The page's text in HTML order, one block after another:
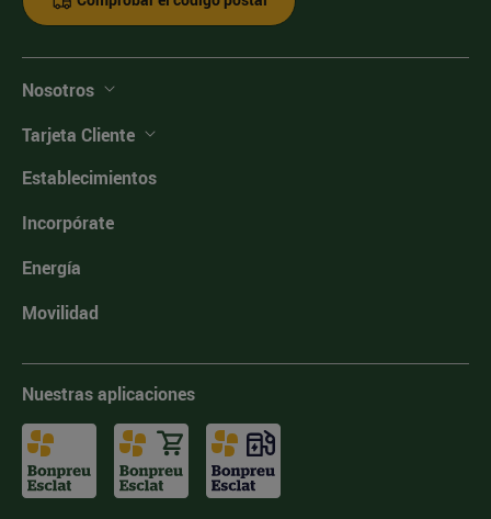
Nosotros
Tarjeta Cliente
Establecimientos
Incorpórate
Energía
Movilidad
Nuestras aplicaciones